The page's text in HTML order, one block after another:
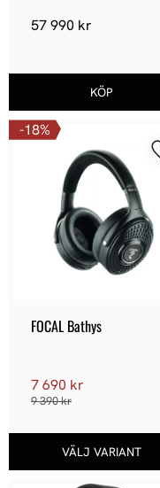
57 990 kr
FOCAL Bathys
7 690 kr
9 390kr
18%